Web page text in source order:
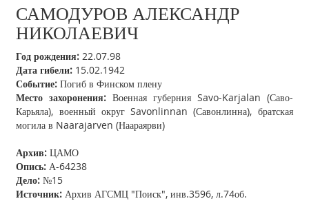
САМОДУРОВ АЛЕКСАНДР
НИКОЛАЕВИЧ
Год рождения: 22.07.98
Дата гибели: 15.02.1942
Событие: Погиб в Финском плену
Место захоронения: Военная губерния Savo-Karjalan (Саво-
Карьяла), военный округ Savonlinnan (Савонлинна), братская
могила в Naarajarven (Наараярви)
Архив: ЦАМО
Опись: А-64238
Дело: №15
Источник: Архив АГСМЦ "Поиск", инв.3596, л.74об.